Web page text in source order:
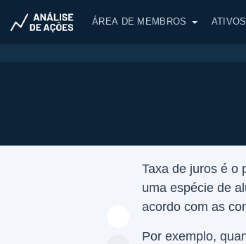
ÁREA DE MEMBROS ATIVOS
Taxa de juros é o
uma espécie de
acordo com as
Por exemplo,